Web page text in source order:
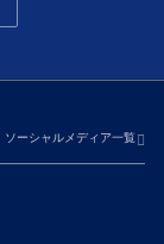
ソーシャルメディア一覧